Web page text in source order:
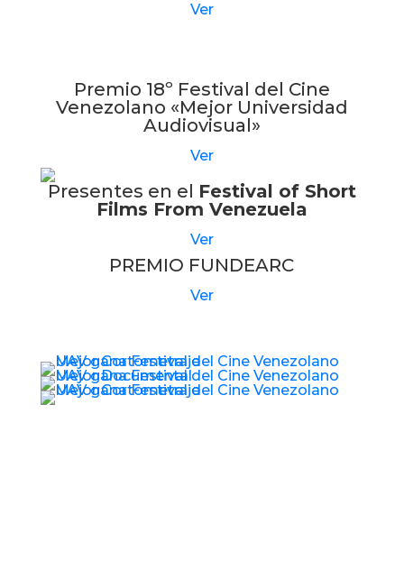
Ver
Premio 18º Festival del Cine
Venezolano «Mejor Universidad
Audiovisual»
Ver
Presentes en el Festival of Short
Films From Venezuela
Ver
PREMIO FUNDEARC
Ver